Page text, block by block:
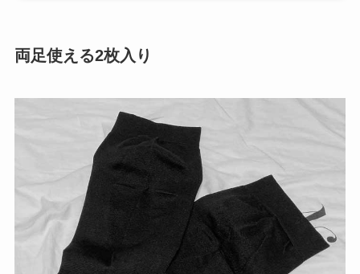
両足使える2枚入り